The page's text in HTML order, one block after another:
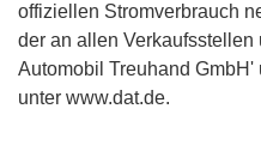
offiziellen Stromverbrauch
der an allen Verkaufsstellen
Automobil Treuhand
unter www.dat.de.